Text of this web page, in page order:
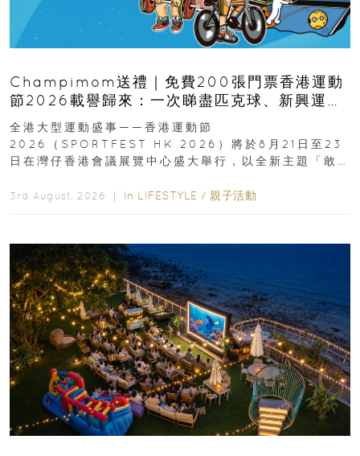
Champimom送禮｜免費200張門票香港運動
節2026載譽歸來：一次睇盡匹克球、新興運
動、街舞比賽＋逾百運動品牌展覽
全港大型運動盛事——香港運動節
2026（SPORTFEST HK 2026）將於8月21日至23
日在灣仔香港會議展覽中心盛大舉行，以全新主題「敢
3rd August, 2026 ｜ In LIFESTYLE / 親子活動